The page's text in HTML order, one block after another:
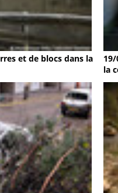
et de blocs dans la
la